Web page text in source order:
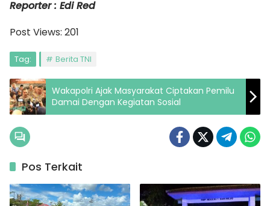
Reporter : Edi Red
Post Views: 201
Tag: Berita TNI
Wakapolri Ajak Masyarakat Ciptakan Pemilu
Damai Dengan Kegiatan Sosial
Pos Terkait